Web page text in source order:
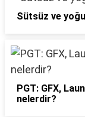
Sütsüz ve
PGT: GFX,
nelerdir?